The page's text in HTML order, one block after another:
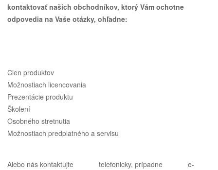
kontaktovať našich obchodníkov, ktorý Vám ochotne
odpovedia na Vaše otázky, ohľadne:
Cien produktov
Možnostiach licencovania
Prezentácie produktu
Školení
Osobného stretnutia
Možnostiach predplatného a servisu
Alebo nás kontaktujte telefonicky, prípadne
e-